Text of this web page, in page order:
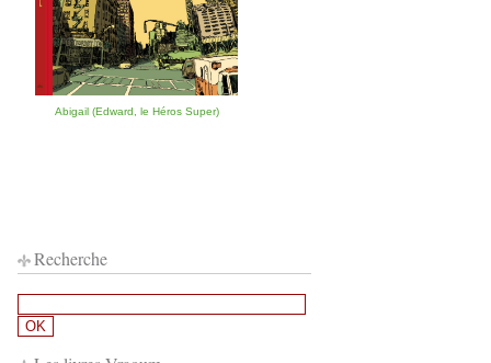
Abigail (Edward, le Héros Super)
Recherche